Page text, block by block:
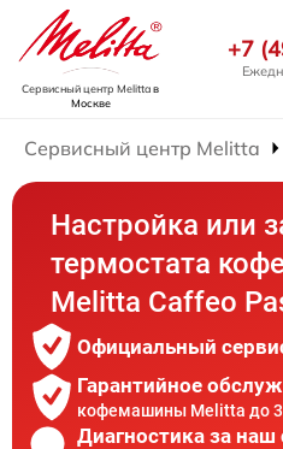
Сервисный центр Melittaв
Москве
+7
Сервисный центр Melitta
Настройка или
термостата
Melitta Caffeo
Официальный
Гарантийное
кофемашины Melitta до 3
Диагностика за наш